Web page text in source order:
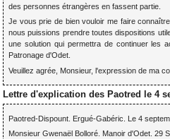
des personnes étrangères en fassent partie.
Je vous prie de bien vouloir me faire
nous puissions prendre toutes dispositions
une solution qui permettra de continuer les
Patronage d'Odet.
Veuillez agrée, Monsieur, l'expression de ma
Lettre d'explication des Paotred le 4
Paotred-Dispount. Ergué-Gabéric. Le 4
Monsieur Gwenaël Bolloré. Manoir d'Odet. 29